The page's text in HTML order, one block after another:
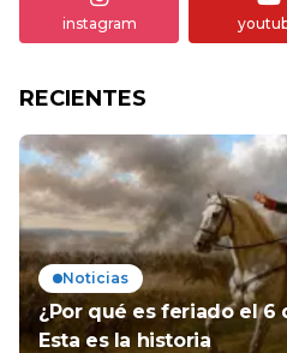
instagram
RECIENTES
Noticias
¿Por qué es feriado el 6
Esta es la historia